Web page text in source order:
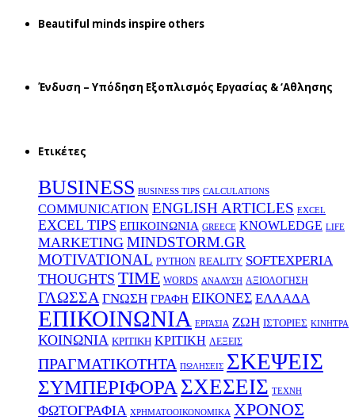
Beautiful minds inspire others
Ένδυση – Υπόδηση Εξοπλισμός Εργασίας & ‘Aθλησης
Ετικέτες
BUSINESS BUSINESS TIPS CALCULATIONS
COMMUNICATION ENGLISH ARTICLES EXCEL
EXCEL TIPS EΠΙΚΟΙΝΩΝΙΑ GREECE KNOWLEDGE LIFE
MARKETING MINDSTORM.GR
MOTIVATIONAL PYTHON REALITY SOFTEXPERIA
THOUGHTS TIME WORDS ΑΝΑΛΥΣΗ ΑΞΙΟΛΟΓΗΣΗ
ΓΛΩΣΣΑ ΓΝΩΣΗ ΓΡΑΦΗ ΕΙΚΟΝΕΣ ΕΛΛΑΔΑ
ΕΠΙΚΟΙΝΩΝΙΑ ΕΡΓΑΣΙΑ ΖΩΗ ΙΣΤΟΡΙΕΣ ΚΙΝΗΤΡΑ
ΚΟΙΝΩΝΙΑ ΚΡΙΤΙΚΗ ΚΡΙΤΙΚΗ ΛΕΞΕΙΣ
ΠΡΑΓΜΑΤΙΚΟΤΗΤΑ ΠΩΛΗΣΕΙΣ ΣΚΕΨΕΙΣ
ΣΥΜΠΕΡΙΦΟΡΑΣΧΕΣΕΙΣ ΤΕΧΝΗ
ΦΩΤΟΓΡΑΦΙΑ ΧΡΗΜΑΤΟΟΙΚΟΝΟΜΙΚΑ ΧΡΟΝΟΣ